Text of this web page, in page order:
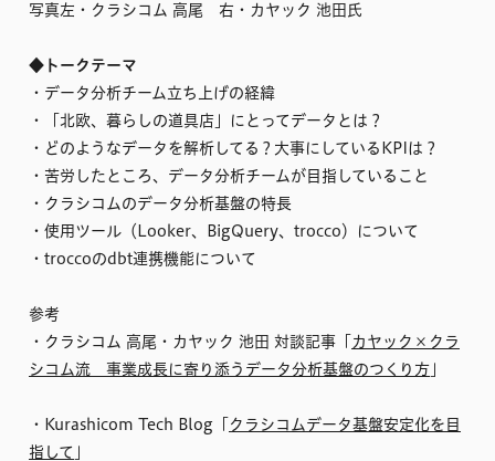
写真左・クラシコム 高尾 右・カヤック 池田氏
◆トークテーマ
・データ分析チーム立ち上げの経緯
・「北欧、暮らしの道具店」にとってデータとは？
・どのようなデータを解析してる？大事にしているKPIは？
・苦労したところ、データ分析チームが目指していること
・クラシコムのデータ分析基盤の特長
・使用ツール（Looker、BigQuery、trocco）について
・troccoのdbt連携機能について
参考
・クラシコム 高尾・カヤック 池田 対談記事「
カヤック×クラ
シコム流 事業成長に寄り添うデータ分析基盤のつくり方
・Kurashicom Tech Blog「
クラシコムデータ基盤安定化を目
指して